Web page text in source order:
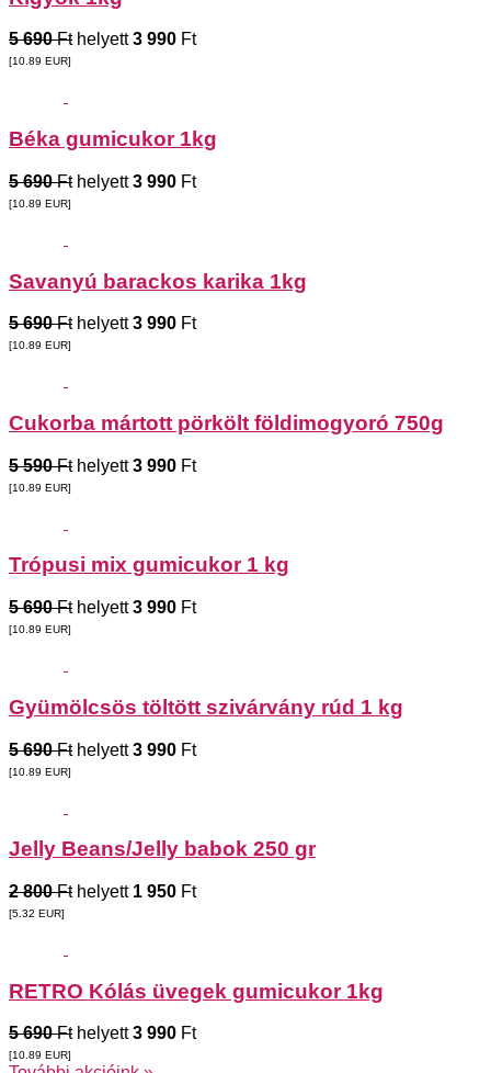
5 690 Fthelyett3 990 Ft
[10.89 EUR]
Béka gumicukor 1kg
5 690 Fthelyett3 990 Ft
[10.89 EUR]
Savanyú barackos karika 1kg
5 690 Fthelyett3 990 Ft
[10.89 EUR]
Cukorba mártott pörkölt földimogyoró 750g
5 590 Fthelyett3 990 Ft
[10.89 EUR]
Trópusi mix gumicukor 1 kg
5 690 Fthelyett3 990 Ft
[10.89 EUR]
Gyümölcsös töltött szivárvány rúd 1 kg
5 690 Fthelyett3 990 Ft
[10.89 EUR]
Jelly Beans/Jelly babok 250 gr
2 800 Fthelyett 1 950 Ft
[5.32 EUR]
RETRO Kólás üvegek gumicukor 1kg
5 690 Fthelyett3 990 Ft
[10.89 EUR]